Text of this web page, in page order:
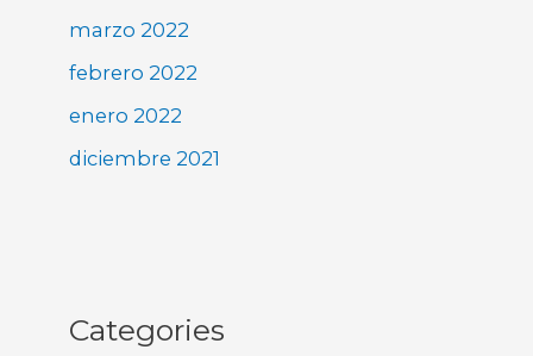
marzo 2022
febrero 2022
enero 2022
diciembre 2021
Categories